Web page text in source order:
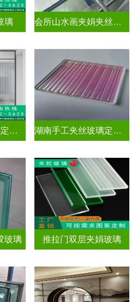
璃 会所山水画夹娟夹丝玻璃
丽水金色夹丝玻璃定制电话 湖南手工夹丝玻璃定制工厂
玻璃 推拉门双层夹娟玻璃